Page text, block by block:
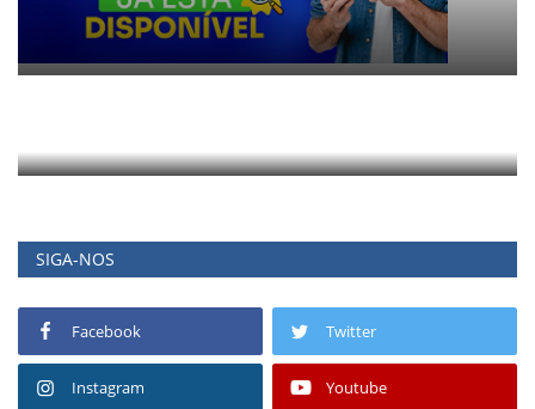
SIGA-NOS
Facebook Twitter
Instagram Youtube